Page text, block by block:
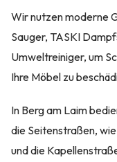
Wir nutzen moderne
Sauger, TASKI
Umweltreiniger, um
Ihre Möbel zu
In Berg am Laim
die Seitenstraßen,
und die